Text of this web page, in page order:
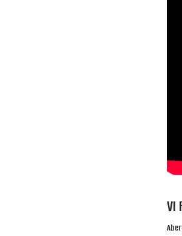
VI